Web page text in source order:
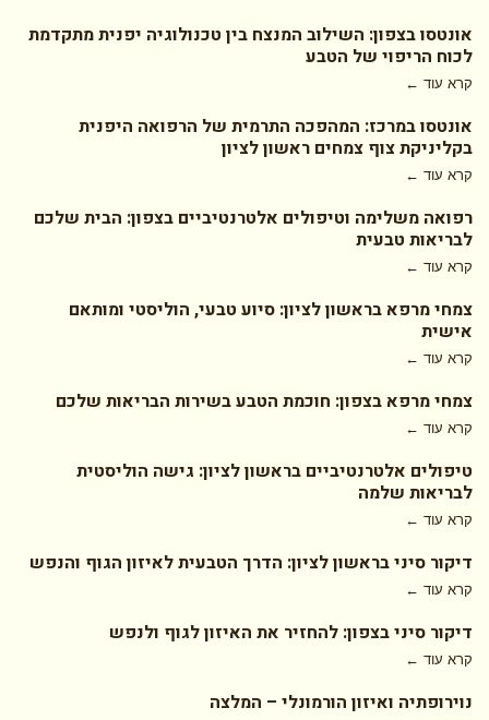
אונטסו בצפון: השילוב המנצח בין טכנולוגיה יפנית מתקדמת
לכוח הריפוי של הטבע
קרא עוד ←
אונטסו במרכז: המהפכה התרמית של הרפואה היפנית
בקליניקת צוף צמחים ראשון לציון
קרא עוד ←
רפואה משלימה וטיפולים אלטרנטיביים בצפון: הבית שלכם
לבריאות טבעית
קרא עוד ←
צמחי מרפא בראשון לציון: סיוע טבעי, הוליסטי ומותאם
אישית
קרא עוד ←
צמחי מרפא בצפון: חוכמת הטבע בשירות הבריאות שלכם
קרא עוד ←
טיפולים אלטרנטיביים בראשון לציון: גישה הוליסטית
לבריאות שלמה
קרא עוד ←
דיקור סיני בראשון לציון: הדרך הטבעית לאיזון הגוף והנפש
קרא עוד ←
דיקור סיני בצפון: להחזיר את האיזון לגוף ולנפש
קרא עוד ←
נוירופתיה ואיזון הורמונלי – המלצה